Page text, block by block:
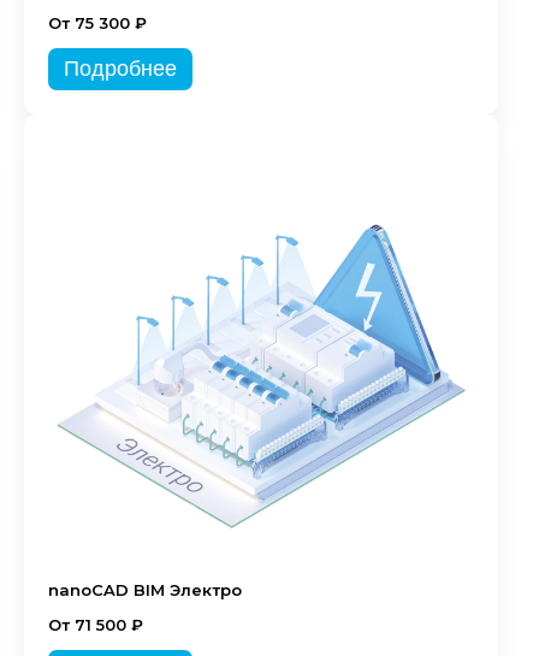
От 75 300 ₽
Подробнее
nanoCAD BIM Электро
От 71 500 ₽